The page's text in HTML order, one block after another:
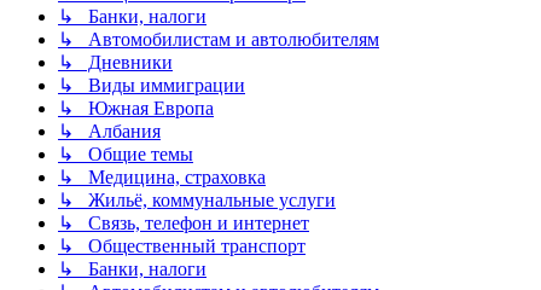
↳ Банки, налоги
↳ Автомобилистам и автолюбителям
↳ Дневники
↳ Виды иммиграции
↳ Южная Европа
↳ Албания
↳ Общие темы
↳ Медицина, страховка
↳ Жильё, коммунальные услуги
↳ Связь, телефон и интернет
↳ Общественный транспорт
↳ Банки, налоги